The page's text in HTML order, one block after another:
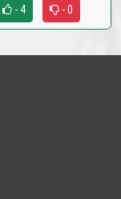
- 4 - 0